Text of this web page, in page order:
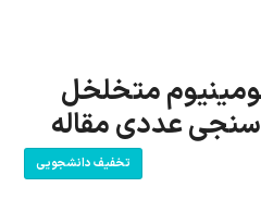
متخلخل
سنجی عددی مقاله
تخفیف دانشجویی